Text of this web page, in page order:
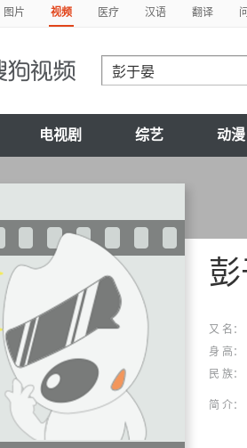
图片 视频 医疗 汉语 翻译
电视剧 综艺 动漫
又 名：
身 高：
民 族：
简 介：